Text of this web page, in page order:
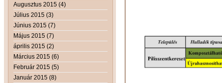
Augusztus 2015 (4)
Július 2015 (3)
Június 2015 (7)
Május 2015 (7)
április 2015 (2)
Március 2015 (6)
Február 2015 (5)
Január 2015 (8)